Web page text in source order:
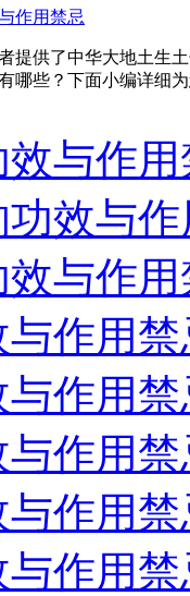
作用禁忌
提供了中华大地土生
哪些？下面小编详细
与作
效与
与作
作用禁
作用禁
作用
作用
作用禁